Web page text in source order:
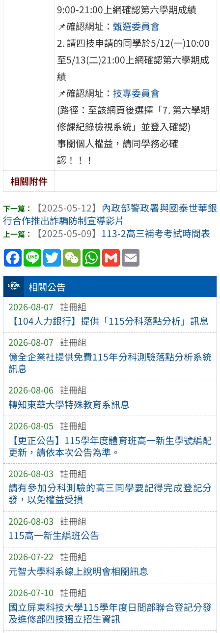
相關公告
2026-08-07 註冊組
【104人力銀行】提供「115分科落點分析」訊息
2026-08-07 註冊組
億全企業社提供免費115年分科測驗落點分析系統
訊息
2026-08-06 註冊組
轉知東華大學特殊教育系訊息
2026-08-05 註冊組
【更正公告】115學年度體育班高一新生學號編配
更新，請依本次公告為準。
2026-08-03 註冊組
請有參加分科測驗的高三同學要記得完成登記分
發，以免權益受損
2026-08-03 註冊組
115高一新生編班公告
2026-07-22 註冊組
元智大學科系線上說明會相關訊息
2026-07-10 註冊組
國立屏東科技大學115學年度日間部聯合登記分發
及進修部四技獨立招生資訊
9:00-21:00上網確認第六學期成績
📌確認網址：甄選委員會
2. 請四技申請的同學於5/12(一)10:00
至5/13(二)21:00上網確認第六學期成
績
📌確認網址：技專委員會
(路徑：至該網頁後選擇「7. 第六學期
修課紀錄檢視系統」並登入確認)
事關個人權益，請同學務必確
認！！！
相關附件
【2025-05-12】 內政部警政署與國泰世華銀
行合作推出詐騙防制宣導影片
【2025-05-09】 113-2高三補考考試時間表
Facebook
Line TwitterWeChatWhatsApp
Gmail